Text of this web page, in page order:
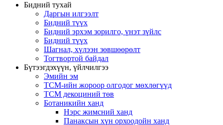
Бидний тухай
Даргын илгээлт
Бидний түүх
Бидний эрхэм зорилго, үнэт зүйлс
Бидний түүх
Шагнал, хүлээн зөвшөөрөлт
Тогтвортой байдал
Бүтээгдэхүүн, үйлчилгээ
Эмийн эм
TCM-ийн жороор олгодог мөхлөгүүд
TCM декоциний төв
Ботаникийн ханд
Нэрс жимсний ханд
Панаксын хүн орхоодойн ханд